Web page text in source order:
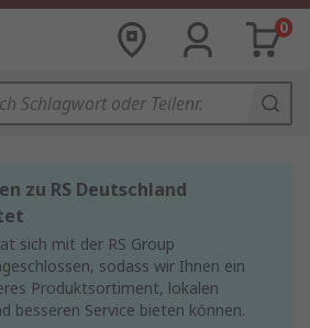
0
zu RS Deutschland
sich mit der RS Group
sodass wir Ihnen ein
Produktsortiment, lokalen
besseren Service bieten können.